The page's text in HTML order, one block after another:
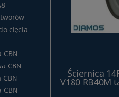
cięcia
CBN
CBN
CBN
Ściernica
V180 RB40M
serii